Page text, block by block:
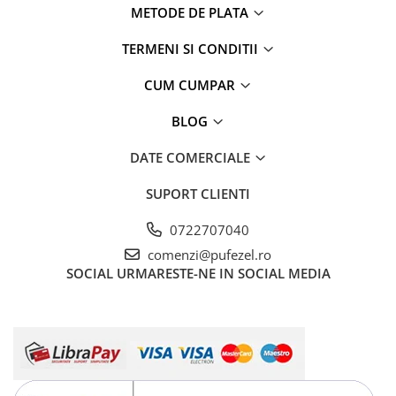
METODE DE PLATA
TERMENI SI CONDITII
CUM CUMPAR
BLOG
DATE COMERCIALE
SUPORT CLIENTI
0722707040
comenzi@pufezel.ro
SOCIAL URMARESTE-NE IN SOCIAL MEDIA